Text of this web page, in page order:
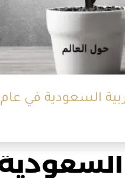
في عام 2024